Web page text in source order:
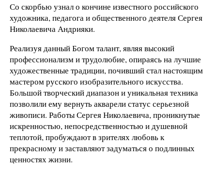
Со скорбью узнал о кончине известного российского
художника, педагога и общественного деятеля Сергея
Николаевича Андрияки.
Реализуя данный Богом талант, являя высокий
профессионализм и трудолюбие, опираясь на лучшие
художественные традиции, почивший стал настоящим
мастером русского изобразительного искусства.
Большой творческий диапазон и уникальная техника
позволили ему вернуть акварели статус серьезной
живописи. Работы Сергея Николаевича, проникнутые
искренностью, непосредственностью и душевной
теплотой, пробуждают в зрителях любовь к
прекрасному и заставляют задуматься о подлинных
ценностях жизни.